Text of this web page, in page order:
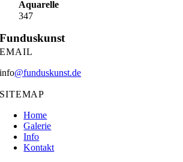
Aquarelle
347
Funduskunst
EMAIL
info@funduskunst.de
SITEMAP
Home
Galerie
Info
Kontakt